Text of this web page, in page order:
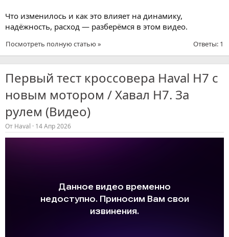
Что изменилось и как это влияет на динамику,
надёжность, расход — разберёмся в этом видео.
Ответы: 1
Посмотреть полную статью »
Первый тест кроссовера Haval H7 с
новым мотором / Хавал H7. За
рулем (Видео)
От Haval 14 Апр 2026